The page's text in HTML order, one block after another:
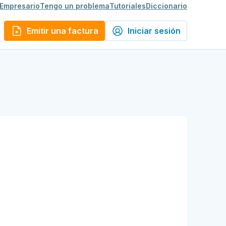
Tengo un problemaTutorialesDiccionario
Emitir una factura Iniciar sesión